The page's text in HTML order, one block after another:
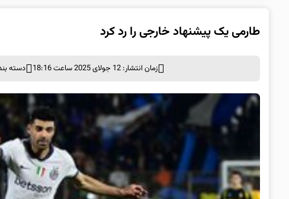
طارمی یک پیشنهاد خارجی را رد کرد
زمان انتشار: 12 جولای 2025 ساعت 18:16 دسته